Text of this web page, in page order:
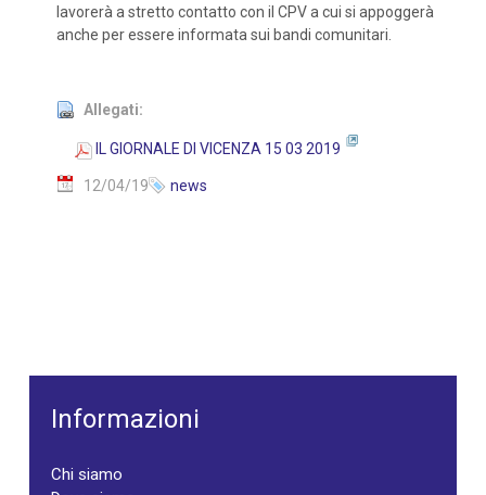
lavorerà a stretto contatto con il CPV a cui si appoggerà
anche per essere informata sui bandi comunitari.
Allegati:
IL GIORNALE DI VICENZA 15 03 2019
12/04/19 news
Informazioni
Chi siamo